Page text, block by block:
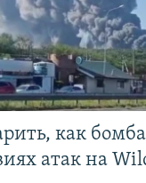
как
атак на